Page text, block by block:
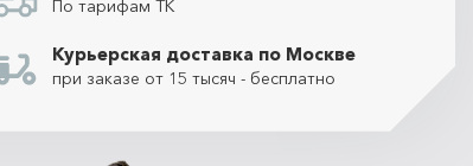
По тарифам ТК
Курьерская доставка по Москве
при заказе от 15 тысяч - бесплатно